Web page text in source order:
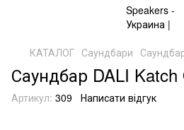
КАТАЛОГ Саундбари
Саундбар DALI
Артикул: 309 Написати відгук